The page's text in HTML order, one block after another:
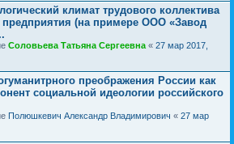
климат трудового коллектива
(на примере ООО «Завод
Соловьева Татьяна Сергеевна « 27 мар 2017,
преображения России как
социальной идеологии российского
Полюшкевич Александр Владимирович « 27 мар